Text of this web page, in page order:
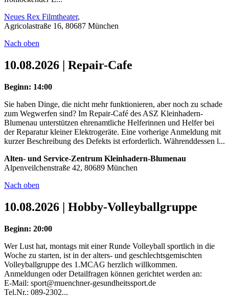
Neues Rex Filmtheater,
Agricolastraße 16, 80687 München
Nach oben
10.08.2026 | Repair-Cafe
Beginn: 14:00
Sie haben Dinge, die nicht mehr funktionieren, aber noch zu schade
zum Wegwerfen sind? Im Repair-Café des ASZ Kleinhadern-
Blumenau unterstützen ehrenamtliche Helferinnen und Helfer bei
der Reparatur kleiner Elektrogeräte. Eine vorherige Anmeldung mit
kurzer Beschreibung des Defekts ist erforderlich. Währenddessen l...
Alten- und Service-Zentrum Kleinhadern-Blumenau
Alpenveilchenstraße 42, 80689 München
Nach oben
10.08.2026 | Hobby-Volleyballgruppe
Beginn: 20:00
Wer Lust hat, montags mit einer Runde Volleyball sportlich in die
Woche zu starten, ist in der alters- und geschlechtsgemischten
Volleyballgruppe des 1.MCAG herzlich willkommen.
Anmeldungen oder Detailfragen können gerichtet werden an:
E-Mail: sport@muenchner-gesundheitssport.de
Tel.Nr.: 089-2302...